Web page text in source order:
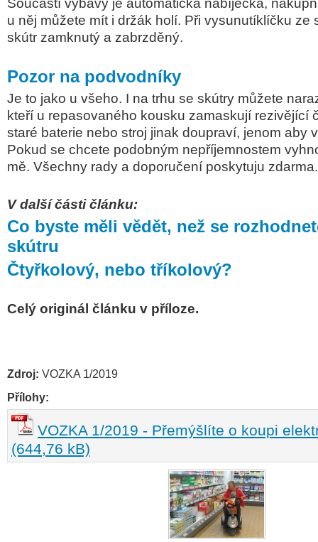
Součástí výbavy je automatická nabíječka,
u něj můžete mít i držák holí. Při vysunutíklíčku ze
skútr zamknutý a zabrzděný.
Pozor na podvodníky
Je to jako u všeho. I na trhu se skútry můžete
kteří u repasovaného kousku zamaskují rezivějící
staré baterie nebo stroj jinak doupraví, jenom aby
Pokud se chcete podobným nepříjemnostem
mě. Všechny rady a doporučení poskytuju zdarma.
V další části článku:
Co byste měli vědět, než se
skútru
Čtyřkolový, nebo tříkolový?
Celý originál článku v příloze.
Zdroj: VOZKA 1/2019
Přílohy:
VOZKA 1/2019 - Přemýšlíte o koupi
(644,76 kB)